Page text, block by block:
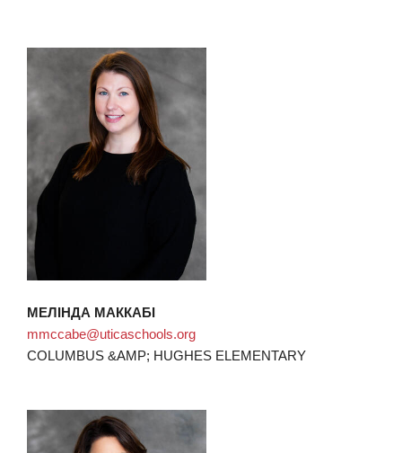
МЕЛІНДА МАККАБІ
mmccabe@uticaschools.org
COLUMBUS &AMP; HUGHES ELEMENTARY